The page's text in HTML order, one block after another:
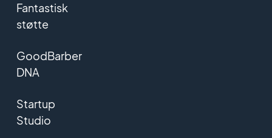
Fantastisk
støtte
GoodBarber
DNA
Startup
Studio